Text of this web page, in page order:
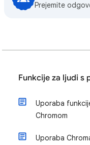
Prejemite
Funkcije za ljudi s
Uporaba
Chromom
Uporaba